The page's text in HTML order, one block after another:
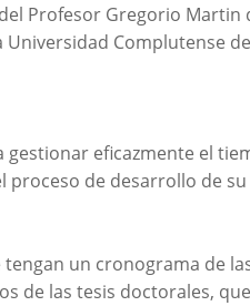
Profesor Gregorio Martin
Complutense
eficazmente el
de desarrollo de
un cronograma de
de las tesis doctorales,